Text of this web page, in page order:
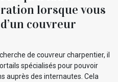
lorsque vous
couvreur
de couvreur charpentier, il
spécialisés pour pouvoir
auprès des internautes. Cela